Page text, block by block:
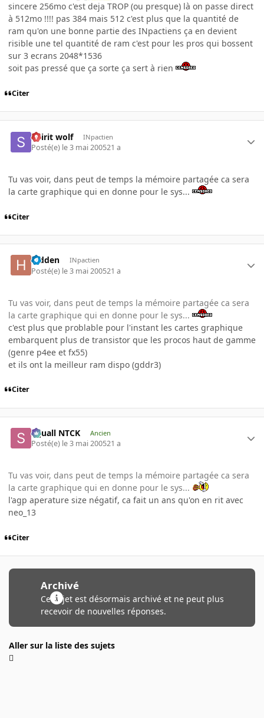
sincere 256mo c'est deja TROP (ou presque) là on passe direct
à 512mo !!!! pas 384 mais 512 c'est plus que la quantité de
ram qu'on une bonne partie des INpactiens ça en devient
risible une tel quantité de ram c'est pour les pros qui bossent
sur 3 ecrans 2048*1536
soit pas pressé que ça sorte ça sert à rien
Citer
Spirit wolf INpactien
Posté(e) le 3 mai 200521 a
Tu vas voir, dans peut de temps la mémoire partagée ca sera
la carte graphique qui en donne pour le sys...
Citer
hidden INpactien
Posté(e) le 3 mai 200521 a
Tu vas voir, dans peut de temps la mémoire partagée ca sera
la carte graphique qui en donne pour le sys...
c'est plus que problable pour l'instant les cartes graphique
embarquent plus de transistor que les procos haut de gamme
(genre p4ee et fx55)
et ils ont la meilleur ram dispo (gddr3)
Citer
Squall NTCK Ancien
Posté(e) le 3 mai 200521 a
Tu vas voir, dans peut de temps la mémoire partagée ca sera
la carte graphique qui en donne pour le sys...
l'agp aperature size négatif, ca fait un ans qu'on en rit avec
neo_13
Citer
Archivé
Ce sujet est désormais archivé et ne peut plus
recevoir de nouvelles réponses.
Aller sur la liste des sujets